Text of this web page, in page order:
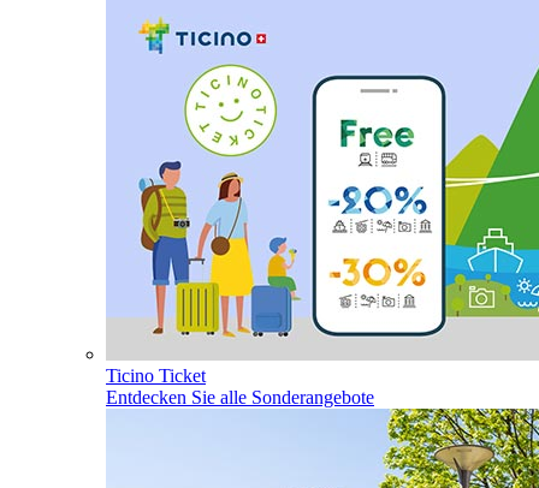
Ticino Ticket
Entdecken Sie alle Sonderangebote